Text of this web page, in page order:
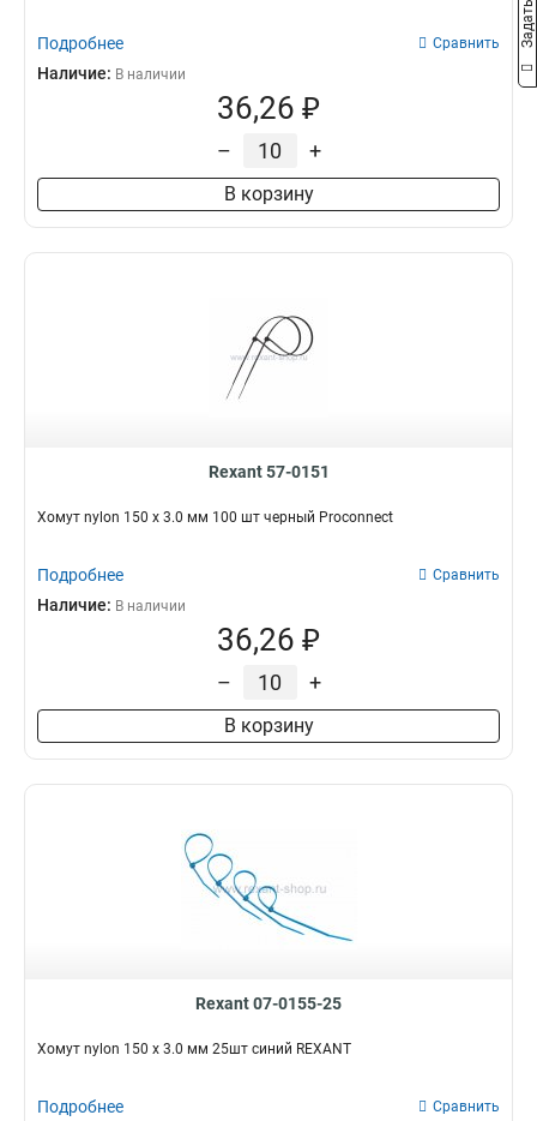
Подробнее Сравнить
Наличие: В наличии
36,26 ₽
– +
В корзину
Rexant 57-0151
Хомут nylon 150 х 3.0 мм 100 шт черный Proconnect
Подробнее Сравнить
Наличие: В наличии
36,26 ₽
– +
В корзину
Rexant 07-0155-25
Хомут nylon 150 х 3.0 мм 25шт синий REXANT
Подробнее Сравнить